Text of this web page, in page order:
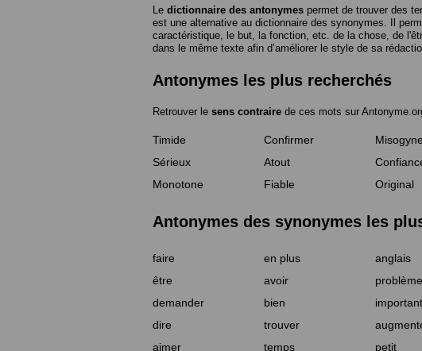
Le dictionnaire des antonymes permet de trouver des
est une alternative au dictionnaire des synonymes. Il
caractéristique, le but, la fonction, etc. de la chose, de
dans le même texte afin d’améliorer le style de sa
Antonymes les plus recherchés
Retrouver le sens contraire de ces mots sur
Timide Confirmer Misogyne
Sérieux
Atout
Monotone
Fiable Original
Antonymes des synonymes les
faire en plus anglais
être
avoir problème
demander
bien important
dire
trouver
aimer
temps petit